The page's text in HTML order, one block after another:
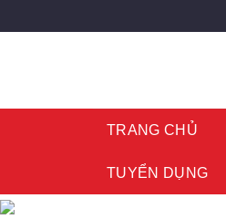
to
TRANG CHỦ
TUYỂN DỤNG